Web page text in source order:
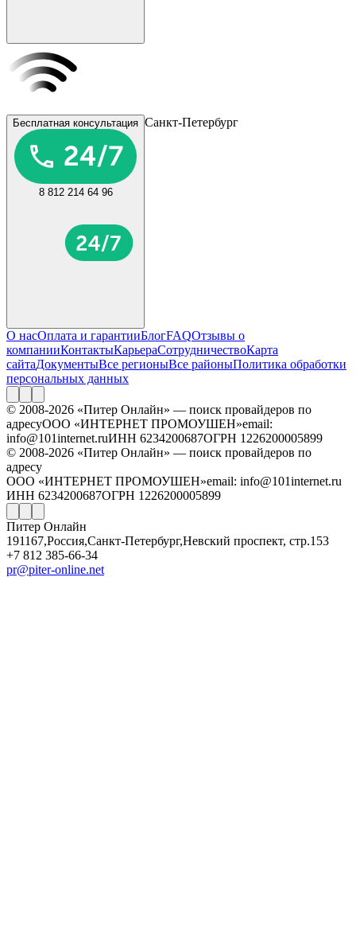
Бесплатная консультация
8 812 214 64 96
Санкт-Петербург
О насОплата и гарантииБлогFAQОтзывы о
компанииКонтактыКарьераСотрудничествоКарта
сайтаДокументыВсе регионыВсе районыПолитика обработки
персональных данных
© 2008-2026 «Питер Онлайн» — поиск провайдеров по
адресуООО «ИНТЕРНЕТ ПРОМОУШЕН»email:
info@101internet.ruИНН 6234200687ОГРН 1226200005899
© 2008-2026 «Питер Онлайн» — поиск провайдеров по
адресу
ООО «ИНТЕРНЕТ ПРОМОУШЕН»email: info@101internet.ru
ИНН 6234200687ОГРН 1226200005899
Питер Онлайн
191167,Россия,Санкт-Петербург,Невский проспект, стр.153
+7 812 385-66-34
pr@piter-online.net